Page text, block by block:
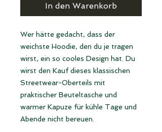
In den Warenkorb
Wer hätte gedacht, dass der
weichste Hoodie, den du je tragen
wirst, ein so cooles Design hat. Du
wirst den Kauf dieses klassischen
Streetwear-Oberteils mit
praktischer Beuteltasche und
warmer Kapuze für kühle Tage und
Abende nicht bereuen.